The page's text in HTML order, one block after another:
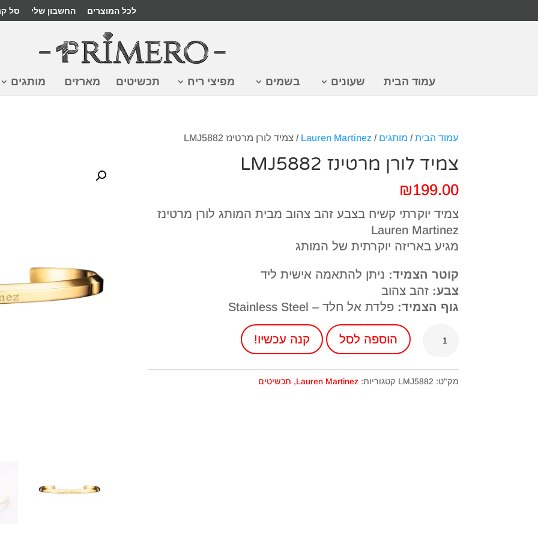
לכל המוצרים החשבון שלי סל
עמוד הבית שעונים בשמים מפיצי ריח תכשיטים מארזים מותגים
עמוד הבית/ מותגים /
Lauren Martinez / צמיד לורן מרטינז LMJ5882
צמיד לורן מרטינז LMJ5882
₪199.00
צמיד יוקרתי קשיח בצבע זהב צהוב מבית המותג לורן מרטינז
Lauren Martinez
מגיע באריזה יוקרתית של המותג
קוטר הצמיד: ניתן להתאמה אישית ליד
צבע: זהב צהוב
גוף הצמיד: פלדת אל חלד – Stainless Steel
לורן
הוספה לסל קנה עכשיו!
מק"ט: LMJ5882 קטגוריות: Lauren Martinez
, תכשיטים